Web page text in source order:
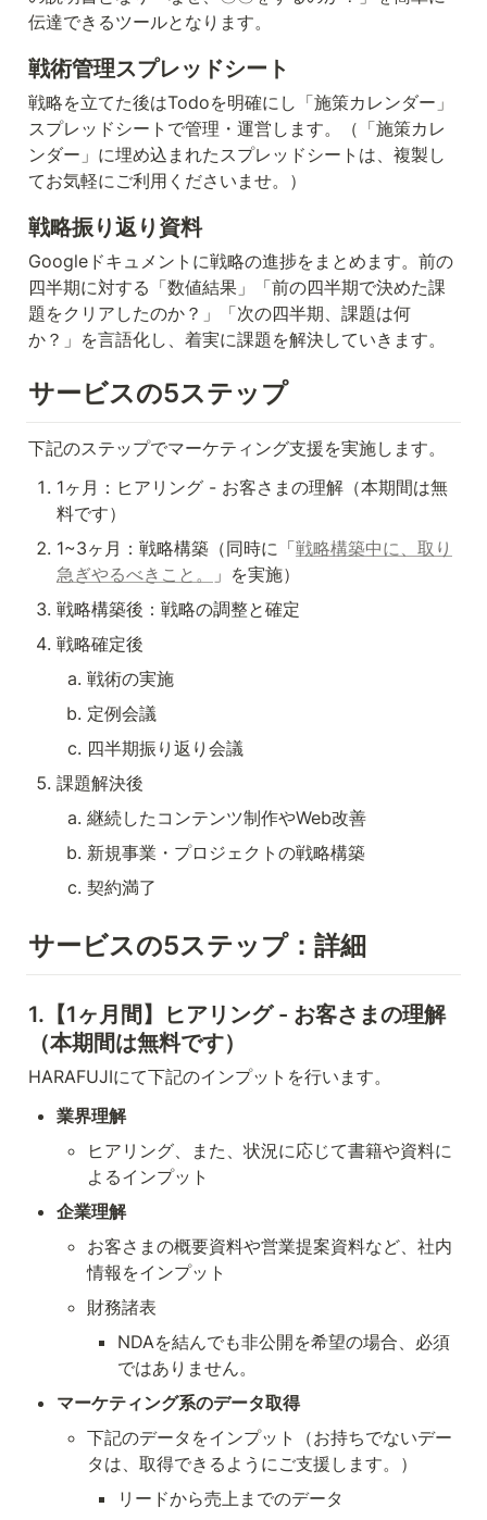
伝達できるツールとなります。
戦術管理スプレッドシート
戦略を立てた後はTodoを明確にし「施策カレンダー」
スプレッドシートで管理・運営します。（「施策カレ
ンダー」に埋め込まれたスプレッドシートは、複製し
てお気軽にご利用くださいませ。）
戦略振り返り資料
Googleドキュメントに戦略の進捗をまとめます。前の
四半期に対する「数値結果」「前の四半期で決めた課
題をクリアしたのか？」「次の四半期、課題は何
か？」を言語化し、着実に課題を解決していきます。
サービスの5ステップ
下記のステップでマーケティング支援を実施します。
1ヶ月：ヒアリング - お客さまの理解（本期間は無
料です）
1~3ヶ月：戦略構築（同時に「戦略構築中に、取り
急ぎやるべきこと。
」を実施）
戦略構築後：戦略の調整と確定
戦略確定後
戦術の実施
定例会議
四半期振り返り会議
課題解決後
継続したコンテンツ制作やWeb改善
新規事業・プロジェクトの戦略構築
契約満了
サービスの5ステップ：詳細
1.【1ヶ月間】ヒアリング - お客さまの理解
（本期間は無料です）
HARAFUJIにて下記のインプットを行います。
業界理解
ヒアリング、また、状況に応じて書籍や資料に
よるインプット
企業理解
お客さまの概要資料や営業提案資料など、社内
情報をインプット
財務諸表
NDAを結んでも非公開を希望の場合、必須
ではありません。
マーケティング系のデータ取得
下記のデータをインプット（お持ちでないデー
タは、取得できるようにご支援します。）
リードから売上までのデータ